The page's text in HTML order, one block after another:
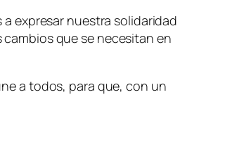
expresar nuestra solidaridad
que se necesitan en
a todos, para que, con un